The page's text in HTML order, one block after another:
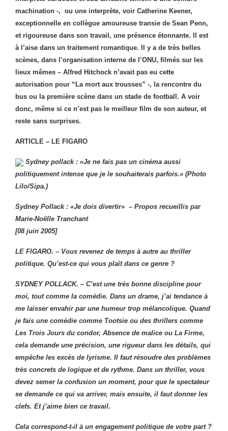
machination -, ou une interprète, voir Catherine Keener,
exceptionnelle en collègue amoureuse transie de Sean Penn,
et rigoureuse dans son travail, une présence étonnante. Il est
à l’aise dans un traitement romantique. Il y a de très belles
scènes, dans l’organisation interne de l’ONU, filmés sur les
lieux mêmes – Alfred Hitchock n’avait pas eu cette
autorisation pour “La mort aux trousses” -, la rencontre du
bus ou la première scène dans un stade de football. A voir
donc, même si ce n’est pas le meilleur film de son auteur, et
reste sans surprises.
ARTICLE – LE FIGARO
Sydney pollack : «Je ne fais pas un cinéma aussi
politiquement intense que je le souhaiterais parfois.» (Photo
Lilo/Sipa.)
Sydney Pollack : «Je dois divertir» – Propos recueillis par
Marie-Noëlle Tranchant
[08 juin 2005]
LE FIGARO. – Vous revenez de temps à autre au thriller
politique. Qu’est-ce qui vous plaît dans ce genre ?
SYDNEY POLLACK. – C’est une très bonne discipline pour
moi, tout comme la comédie. Dans un drame, j’ai tendance à
me laisser envahir par une humeur trop mélancolique. Quand
je fais une comédie comme Tootsie ou des thrillers comme
Les Trois Jours du condor, Absence de malice ou La Firme,
cela demande une précision, une rigueur dans les détails, qui
empêche les excès de lyrisme. Il faut résoudre des problèmes
très concrets de logique et de rythme. Dans un thriller, vous
devez semer la confusion un moment, pour que le spectateur
se demande ce qui va arriver, mais ensuite, il faut donner les
clefs. Et j’aime bien ce travail.
Cela correspond-t-il à un engagement politique de votre part ?